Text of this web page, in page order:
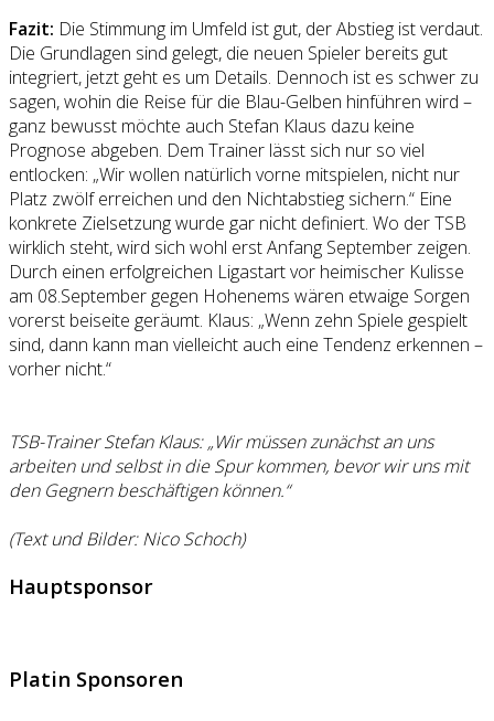
Fazit: Die Stimmung im Umfeld ist gut, der Abstieg ist verdaut.
Die Grundlagen sind gelegt, die neuen Spieler bereits gut
integriert, jetzt geht es um Details. Dennoch ist es schwer zu
sagen, wohin die Reise für die Blau-Gelben hinführen wird –
ganz bewusst möchte auch Stefan Klaus dazu keine
Prognose abgeben. Dem Trainer lässt sich nur so viel
entlocken: „Wir wollen natürlich vorne mitspielen, nicht nur
Platz zwölf erreichen und den Nichtabstieg sichern.“ Eine
konkrete Zielsetzung wurde gar nicht definiert. Wo der TSB
wirklich steht, wird sich wohl erst Anfang September zeigen.
Durch einen erfolgreichen Ligastart vor heimischer Kulisse
am 08.September gegen Hohenems wären etwaige Sorgen
vorerst beiseite geräumt. Klaus: „Wenn zehn Spiele gespielt
sind, dann kann man vielleicht auch eine Tendenz erkennen –
vorher nicht.“
TSB-Trainer Stefan Klaus: „Wir müssen zunächst an uns
arbeiten und selbst in die Spur kommen, bevor wir uns mit
den Gegnern beschäftigen können.“
(Text und Bilder: Nico Schoch)
Hauptsponsor
Platin Sponsoren